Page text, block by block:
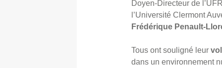
Doyen-Directeur de
l’Université Clermont
Frédérique Penault-
Tous ont souligné leur
dans un environnement